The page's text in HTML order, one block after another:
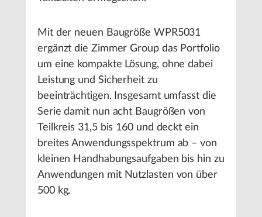
Mit der neuen Baugröße WPR5031
ergänzt die Zimmer Group das Portfolio
um eine kompakte Lösung, ohne dabei
Leistung und Sicherheit zu
beeinträchtigen. Insgesamt umfasst die
Serie damit nun acht Baugrößen von
Teilkreis 31,5 bis 160 und deckt ein
breites Anwendungsspektrum ab – von
kleinen Handhabungsaufgaben bis hin zu
Anwendungen mit Nutzlasten von über
500 kg.